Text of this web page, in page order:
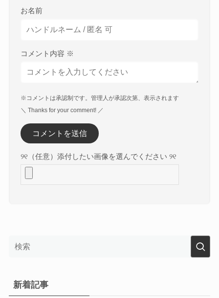
お名前
コメント内容 ※
※コメントは承認制です。管理人が承認次第、表示されます
＼ Thanks for your comment! ／
୨୧（任意）添付したい画像を選んでください ୨୧
新着記事